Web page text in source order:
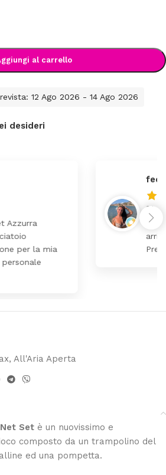
al carrello
12 Ago 2026 - 14 Ago 2026
desideri
Ho ordinato un lettino che é
ben imballato dopo pochi giorni.
ottimi rispetto la concorrenza
, All'Aria Aperta
Set è un nuovissimo e
composto da un trampolino del
ed una pompetta.